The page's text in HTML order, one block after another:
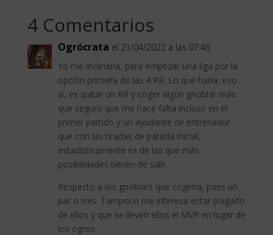
4 Comentarios
Ogrócrata el 21/04/2022 a las 07:46
Yo me inclinaría, para empezar una liga por la
opción primera de las 4 RR. Lo que haría, eso
sí, es quitar un RR y coger algún gnoblar más
que seguro que me hace falta incluso en el
primer partido y un ayudante de entrenador
que con las tiradas de patada inicial,
estadísticamente es de las que más
posibilidades tienen de salir.
Respecto a los gnoblars que cogería, pues un
par o tres. Tampoco me interesa estar plagado
de ellos y que se lleven ellos el MVP en lugar de
los ogros.